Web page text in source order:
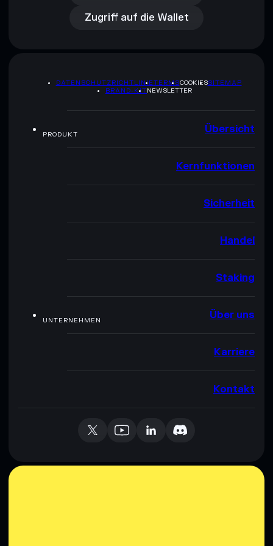
Zugriff auf die Wallet
DATENSCHUTZRICHTLINIETERMSCOOKIESSITEMAP
BRAND-KITNEWSLETTER
PRODUKT Übersicht
Kernfunktionen
Sicherheit
Handel
Staking
UNTERNEHMEN Über uns
Karriere
Kontakt